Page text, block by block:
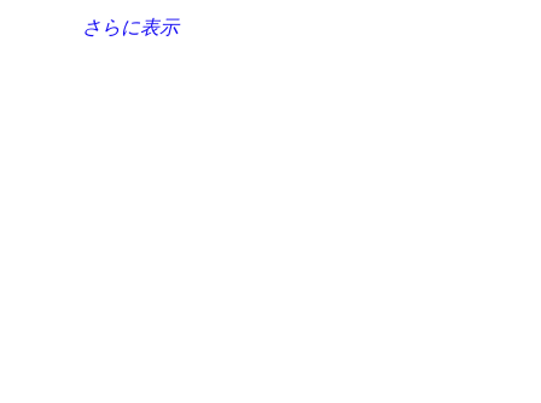
さらに表示